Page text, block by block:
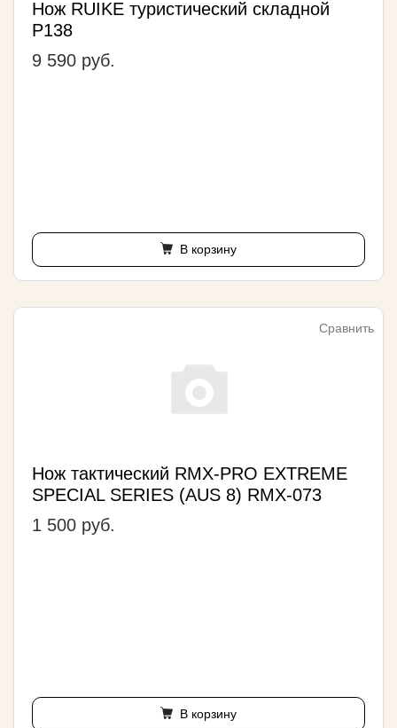
Нож RUIKE туристический складной
P138
9 590 руб.
В корзину
Сравнить
Нож тактический RMX-PRO EXTREME
SPECIAL SERIES (AUS 8) RMX-073
1 500 руб.
В корзину